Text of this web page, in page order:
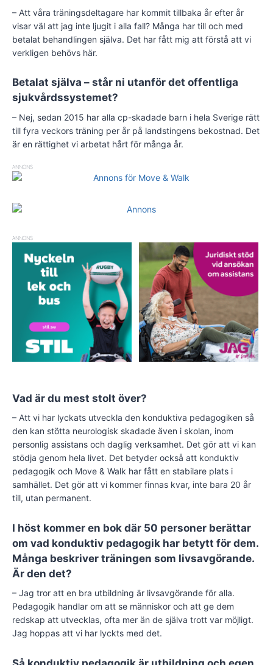
– Att våra träningsdeltagare har kommit tillbaka år efter år
visar väl att jag inte ljugit i alla fall? Många har till och med
betalat behandlingen själva. Det har fått mig att förstå att vi
verkligen behövs här.
Betalat själva – står ni utanför det offentliga
sjukvårdssystemet?
– Nej, sedan 2015 har alla cp-skadade barn i hela Sverige rätt
till fyra veckors träning per år på landstingens bekostnad. Det
är en rättighet vi arbetat hårt för många år.
ANNONS
ANNONS
Vad är du mest stolt över?
– Att vi har lyckats utveckla den konduktiva pedagogiken så
den kan stötta neurologisk skadade även i skolan, inom
personlig assistans och daglig verksamhet. Det gör att vi kan
stödja genom hela livet. Det betyder också att konduktiv
pedagogik och Move & Walk har fått en stabilare plats i
samhället. Det gör att vi kommer finnas kvar, inte bara 20 år
till, utan permanent.
I höst kommer en bok där 50 personer berättar
om vad konduktiv pedagogik har betytt för dem.
Många beskriver träningen som livsavgörande.
Är den det?
– Jag tror att en bra utbildning är livsavgörande för alla.
Pedagogik handlar om att se människor och att ge dem
redskap att utvecklas, ofta mer än de själva trott var möjligt.
Jag hoppas att vi har lyckts med det.